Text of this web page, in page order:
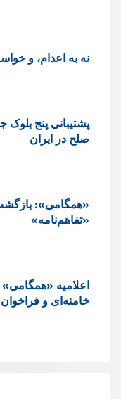
نه به اعدام، و
پشتيبانی پنج بلوک
صلح در ایران
«همگامی»:
«تفاهم‌نامه»
اعلامیه
خامنه‌ای و